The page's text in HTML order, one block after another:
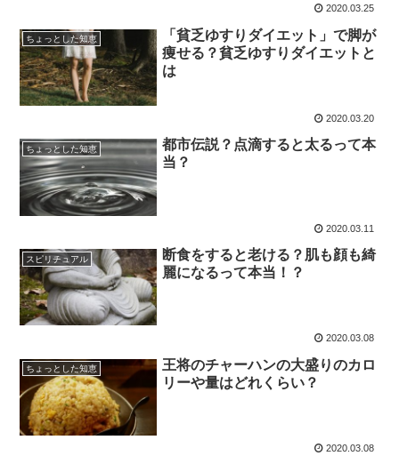
2020.03.25
ちょっとした知恵
「貧乏ゆすりダイエット」で脚が
痩せる？貧乏ゆすりダイエットと
は
2020.03.20
ちょっとした知恵
都市伝説？点滴すると太るって本
当？
2020.03.11
スピリチュアル
断食をすると老ける？肌も顔も綺
麗になるって本当！？
2020.03.08
ちょっとした知恵
王将のチャーハンの大盛りのカロ
リーや量はどれくらい？
2020.03.08